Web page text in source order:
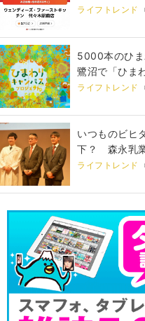
ライフトレンド
5000本のひま
鷺沼で「ひま
ライフトレンド
いつものビヒ
下？ 森永乳
ライフトレンド